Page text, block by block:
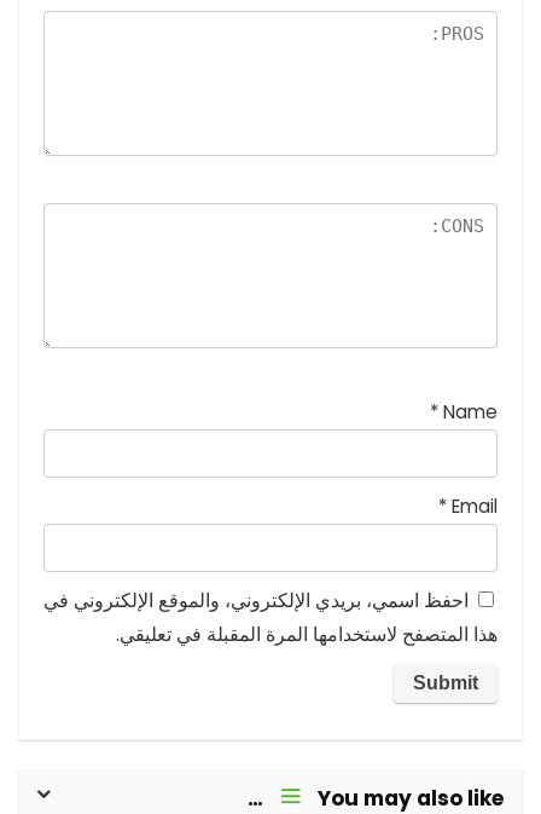
نج
Name
*
Email
*
احفظ اسمي، بريدي الإلكتروني، والموقع الإلكتروني في
هذا المتصفح لاستخدامها المرة المقبلة في تعليقي.
You may also like…